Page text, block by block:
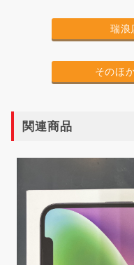
瑞浪
そのほ
関連商品